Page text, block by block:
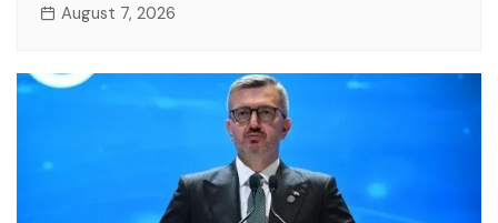
August 7, 2026